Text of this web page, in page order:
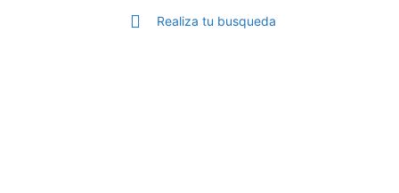
Realiza tu busqueda